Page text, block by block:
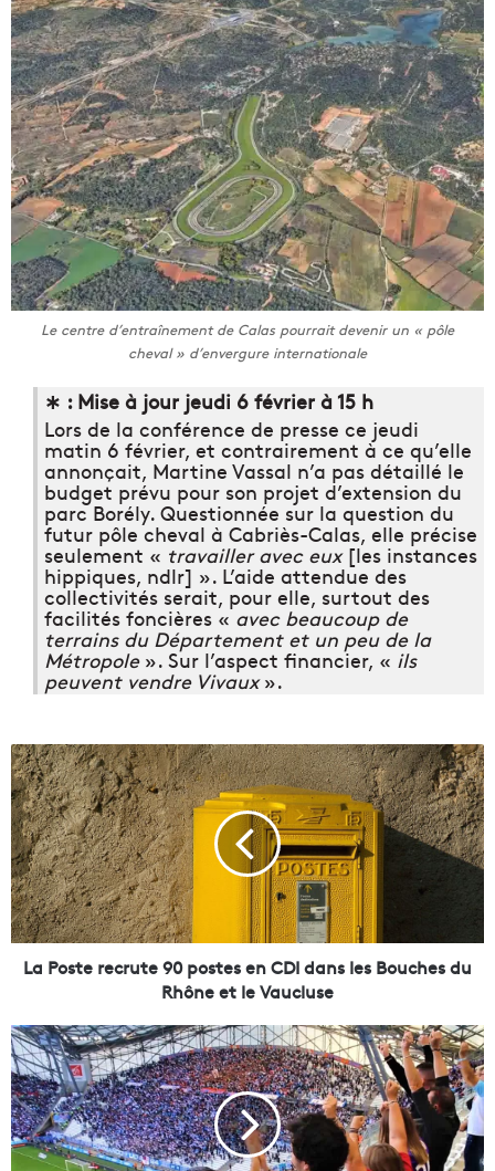
Le centre d’entraînement de Calas pourrait devenir un « pôle
cheval » d’envergure internationale
∗ : Mise à jour jeudi 6 février à 15 h
Lors de la conférence de presse ce jeudi
matin 6 février, et contrairement à ce qu’elle
annonçait, Martine Vassal n’a pas détaillé le
budget prévu pour son projet d’extension du
parc Borély. Questionnée sur la question du
futur pôle cheval à Cabriès-Calas, elle précise
seulement « travailler avec eux[les instances
hippiques, ndlr] ». L’aide attendue des
collectivités serait, pour elle, surtout des
facilités foncières «avec beaucoup de
terrains du Département et un peu de la
Métropole». Sur l’aspect financier, « ils
peuvent vendre Vivaux».
L
a
P
o
s
t
e
r
e
t
e
9
0
p
o
La Poste recrute 90 postes en CDI dans les Bouches du
Rhône et le Vaucluse
L
e
m
a
t
c